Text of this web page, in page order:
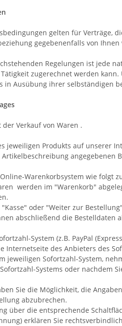
gelten für Verträge,
gegebenenfalls von
Regelungen ist jede
zugerechnet werden
in Ausübung ihrer selbständigen
Verkauf von Waren .
jeweiligen Produkts auf unserer
angegebenen
Warenkorbsystem wie folgt
werden im "Warenkorb"
oder "Weiter zur Bestellung"
abschließend die Bestelldaten
System (z.B. PayPal
Internetseite des Anbieters des
jeweiligen Sofortzahl-System,
Systems oder nachdem
Sie die Möglichkeit, die
abzubrechen.
über die entsprechende
erklären Sie